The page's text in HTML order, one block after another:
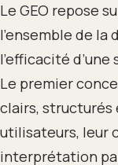
Le GEO repose
l’ensemble de
l’efficacité
Le premier
clairs, structurés
utilisateurs, leur
interprétation